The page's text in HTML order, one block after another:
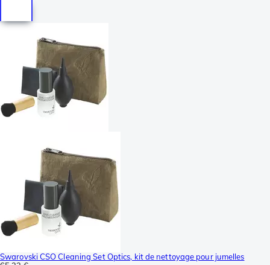
Swarovski CSO Cleaning Set Optics, kit de nettoyage pour jumelles